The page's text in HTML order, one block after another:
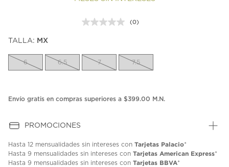
Sin
la
misma
(0)
TALLA: MX
6 6.5 7 7.5
Envío gratis en compras superiores a $399.00 M.N.
PROMOCIONES
Hasta 12 mensualidades sin intereses con Tarjetas Palacio*
Hasta 9 mensualidades sin intereses con Tarjetas American Express*
Hasta 9 mensualidades sin intereses con Tarjetas BBVA*